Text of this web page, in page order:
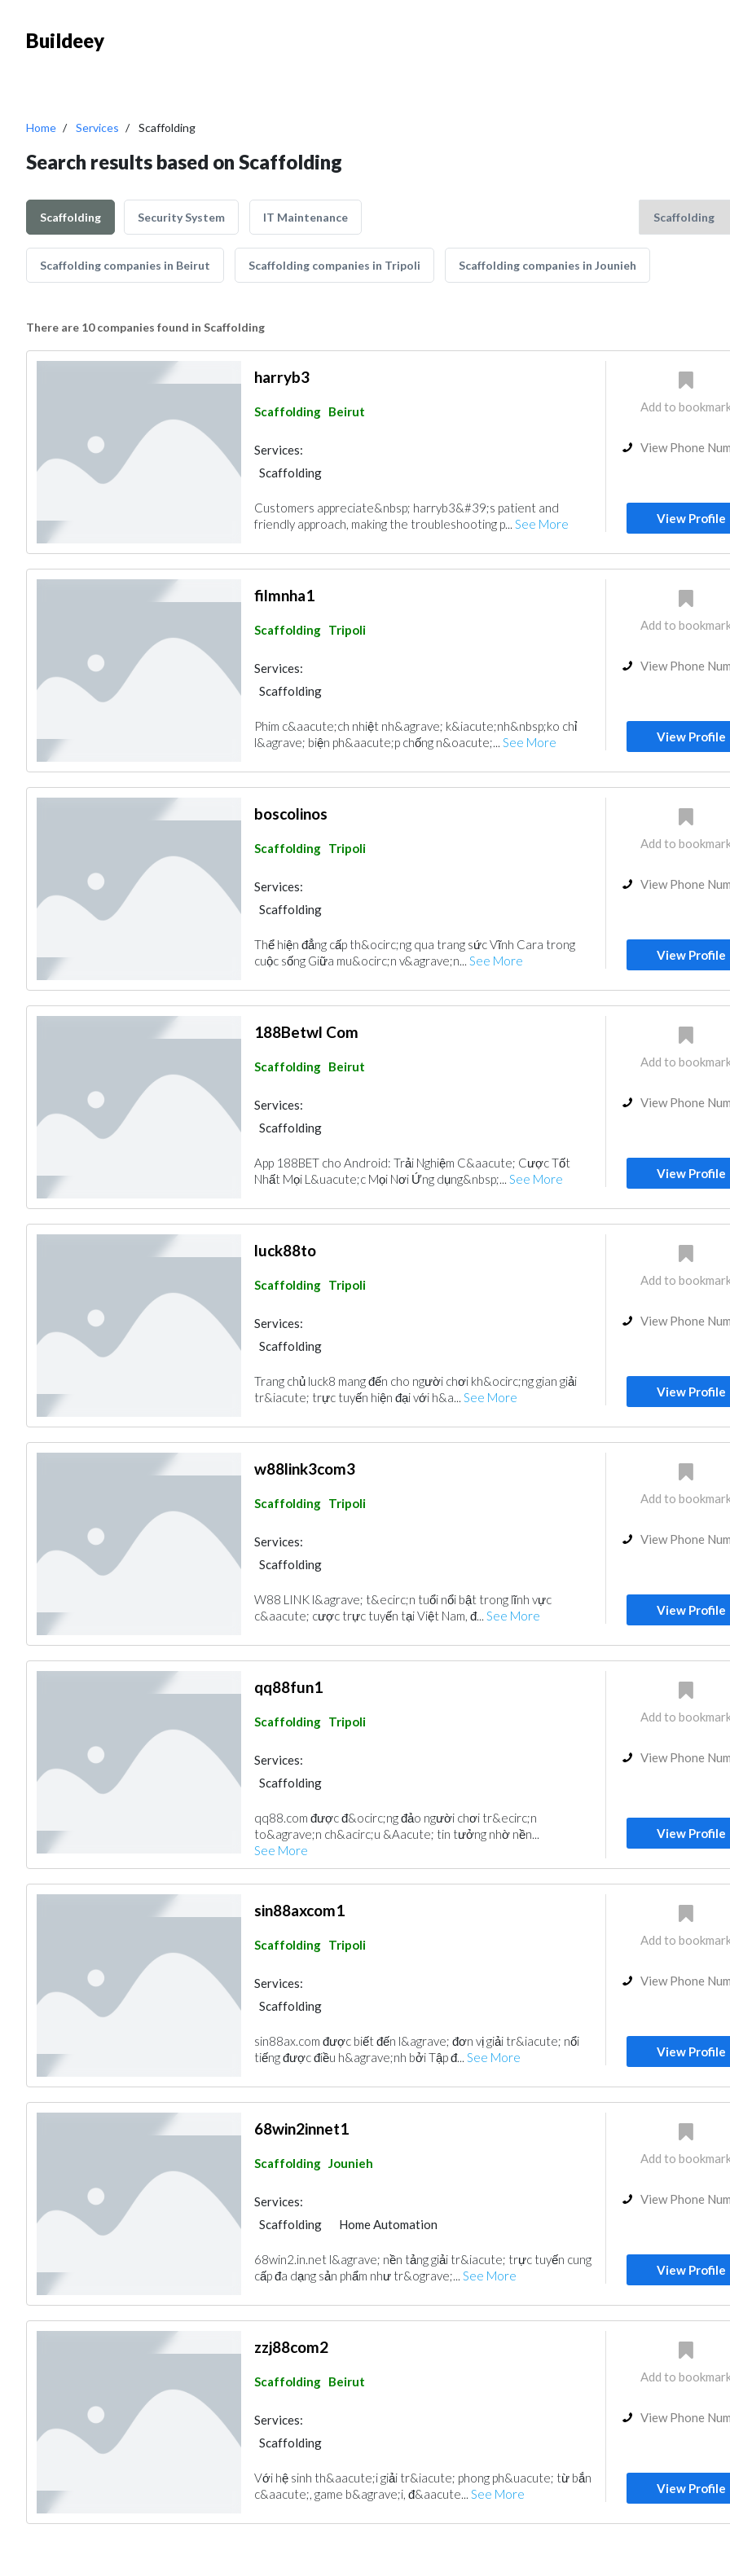
Buildeey
Home Services Scaffolding
Search results based on Scaffolding
Scaffolding Security System IT Maintenance
Scaffolding companies in Beirut Scaffolding companies in Tripoli Scaffolding companies in Jounieh
There are 10 companies found in Scaffolding
harryb3
Scaffolding Beirut
Services:
Scaffolding
Customers appreciate&nbsp; harryb3&#39;s patient and
friendly approach, making the troubleshooting p... See More
Add to
View Phone
View Profile
filmnha1
Scaffolding Tripoli
Services:
Scaffolding
Phim c&aacute;ch nhiệt nh&agrave; k&iacute;nh&nbsp;ko chỉ
l&agrave; biện ph&aacute;p chống n&oacute;... See More
Add to
View Phone
View Profile
boscolinos
Scaffolding Tripoli
Services:
Scaffolding
Thể hiện đẳng cấp th&ocirc;ng qua trang sức Vĩnh Cara trong
cuộc sống Giữa mu&ocirc;n v&agrave;n... See More
Add to
View Phone
View Profile
188Betwl Com
Scaffolding Beirut
Services:
Scaffolding
App 188BET cho Android: Trải Nghiệm C&aacute; Cược Tốt
Nhất Mọi L&uacute;c Mọi Nơi Ứng dụng&nbsp;... See More
Add to
View Phone
View Profile
luck88to
Scaffolding Tripoli
Services:
Scaffolding
Trang chủ luck8 mang đến cho người chơi kh&ocirc;ng gian giải
tr&iacute; trực tuyến hiện đại với h&a... See More
Add to
View Phone
View Profile
w88link3com3
Scaffolding Tripoli
Services:
Scaffolding
W88 LINK l&agrave; t&ecirc;n tuổi nổi bật trong lĩnh vực
c&aacute; cược trực tuyến tại Việt Nam, đ... See More
Add to
View Phone
View Profile
qq88fun1
Scaffolding Tripoli
Services:
Scaffolding
qq88.com được đ&ocirc;ng đảo người chơi tr&ecirc;n
to&agrave;n ch&acirc;u &Aacute; tin tưởng nhờ nền...
See More
Add to
View Phone
View Profile
sin88axcom1
Scaffolding Tripoli
Services:
Scaffolding
sin88ax.com được biết đến l&agrave; đơn vị giải tr&iacute; nổi
tiếng được điều h&agrave;nh bởi Tập đ... See More
Add to
View Phone
View Profile
68win2innet1
Scaffolding Jounieh
Services:
Scaffolding
Home Automation
68win2.in.net l&agrave; nền tảng giải tr&iacute; trực tuyến cung
cấp đa dạng sản phẩm như tr&ograve;... See More
Add to
View Phone
View Profile
zzj88com2
Scaffolding Beirut
Services:
Scaffolding
Với hệ sinh th&aacute;i giải tr&iacute; phong ph&uacute; từ bắn
c&aacute;, game b&agrave;i, đ&aacute... See More
Add to
View Phone
View Profile